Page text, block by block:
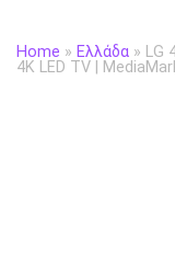
Home » Ελλάδα » LG
4K LED TV |